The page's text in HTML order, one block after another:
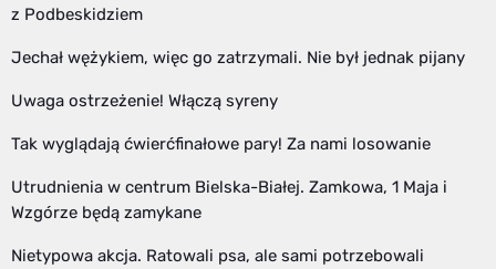
z Podbeskidziem
Jechał wężykiem, więc go zatrzymali. Nie był jednak pijany
Uwaga ostrzeżenie! Włączą syreny
Tak wyglądają ćwierćfinałowe pary! Za nami losowanie
Utrudnienia w centrum Bielska-Białej. Zamkowa, 1 Maja i
Wzgórze będą zamykane
Nietypowa akcja. Ratowali psa, ale sami potrzebowali